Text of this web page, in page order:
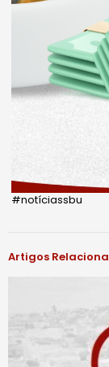
#notíciassbu
Artigos